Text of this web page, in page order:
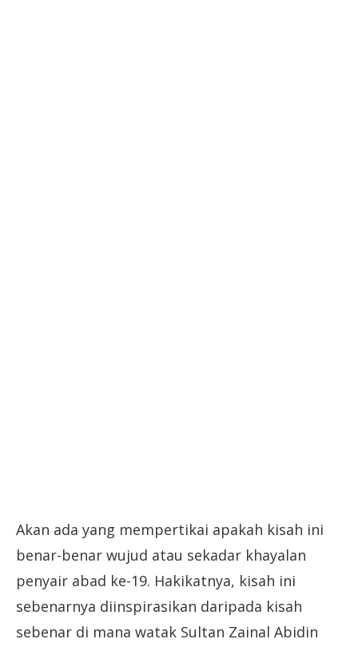
Akan ada yang mempertikai apakah kisah ini
benar-benar wujud atau sekadar khayalan
penyair abad ke-19. Hakikatnya, kisah ini
sebenarnya diinspirasikan daripada kisah
sebenar di mana watak Sultan Zainal Abidin